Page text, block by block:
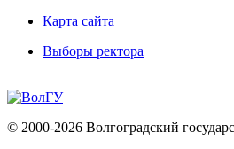
Карта сайта
Выборы ректора
© 2000-2026 Волгоградский